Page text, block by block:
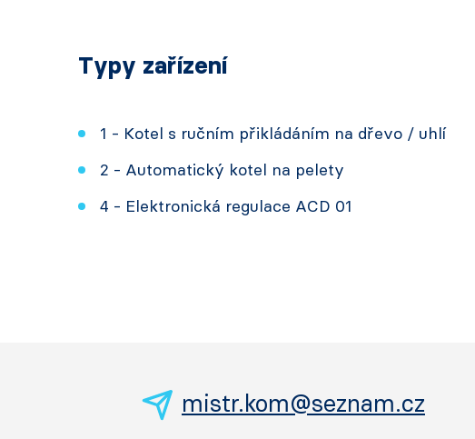
Typy zařízení
1 - Kotel s ručním přikládáním na dřevo / uhlí
2 - Automatický kotel na pelety
4 - Elektronická regulace ACD 01
mistr.kom@seznam.cz